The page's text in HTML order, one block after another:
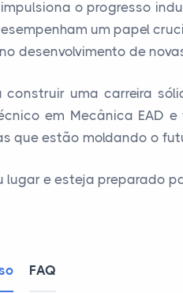
o progresso
um papel
desenvolvimento de
construir uma carreira
em Mecânica EAD
que estão moldando o
lugar e esteja preparado
FAQ